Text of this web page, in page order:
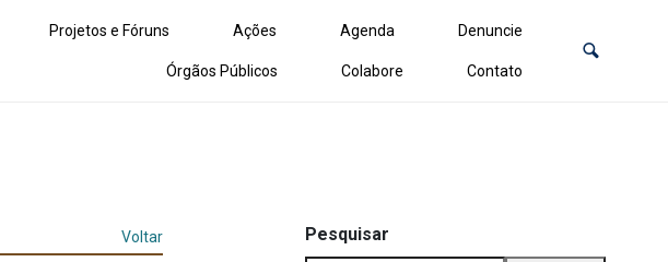
Projetos e Fóruns Ações Agenda Denuncie
Órgãos Públicos Colabore Contato
Voltar
Pesquisar